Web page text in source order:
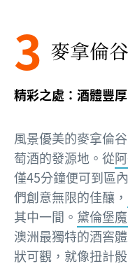
3 麥拿倫谷
精彩之處：酒體豐
風景優美的麥拿倫
萄酒的發源地。從
僅45分鐘便可到區
們創意無限的佳釀，
其中一間。 黛倫堡
澳洲最獨特的酒窖
狀可觀，就像扭計